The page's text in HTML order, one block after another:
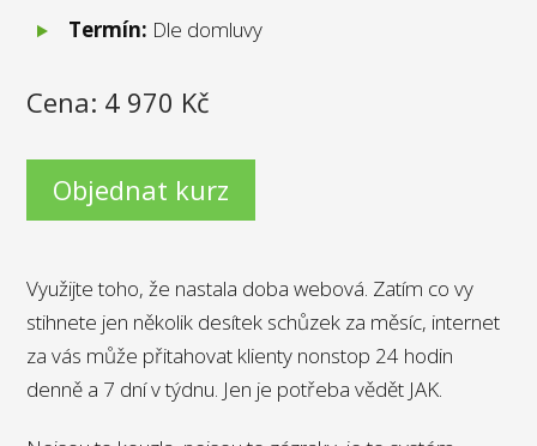
Termín: Dle domluvy
Cena: 4 970 Kč
Objednat kurz
Využijte toho, že nastala doba webová. Zatím co vy
stihnete jen několik desítek schůzek za měsíc, internet
za vás může přitahovat klienty nonstop 24 hodin
denně a 7 dní v týdnu. Jen je potřeba vědět JAK.